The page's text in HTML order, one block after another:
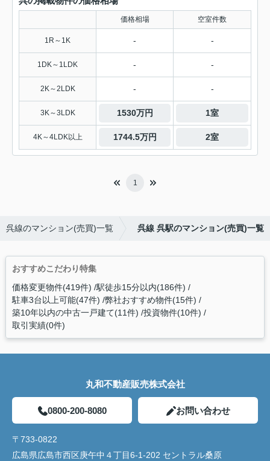
価格相場 空室件数
1R～1K - -
1DK～1LDK - -
2K～2LDK - -
3K～3LDK 1530万円 1室
4K～4LDK以上 1744.5万円 2室
1
呉線のマンション(売買)一覧 呉線 呉駅のマンション(売買)一覧
おすすめこだわり特集
価格変更物件(419件) 駅徒歩15分以内(186件)
駐車3台以上可能(47件) 弊社おすすめ物件(15件)
築10年以内の中古一戸建て(11件) 投資物件(10件)
取引実績(0件)
丸和不動産販売株式会社
0800-200-8080 お問い合わせ
〒733-0822
広島県広島市西区庚午中４丁目6-1-202 セントラル桑原